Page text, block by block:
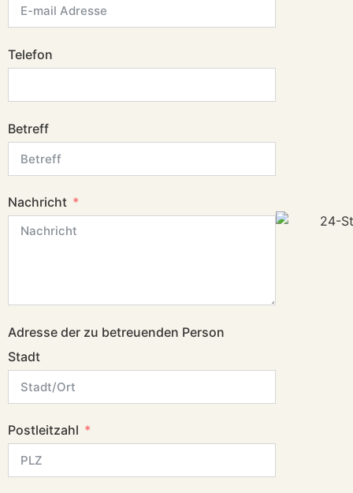
Telefon
Betreff
Nachricht
Adresse der zu betreuenden Person
Stadt
Postleitzahl